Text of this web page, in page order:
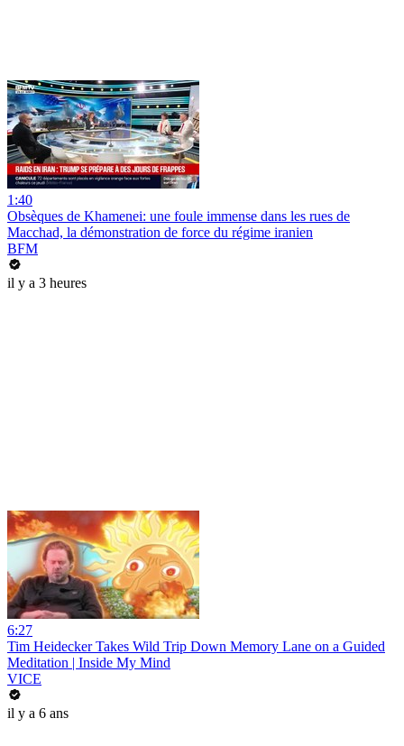
1:40
Obsèques de Khamenei: une foule immense dans les rues de
Macchad, la démonstration de force du régime iranien
BFM
il y a 3 heures
6:27
Tim Heidecker Takes Wild Trip Down Memory Lane on a Guided
Meditation | Inside My Mind
VICE
il y a 6 ans